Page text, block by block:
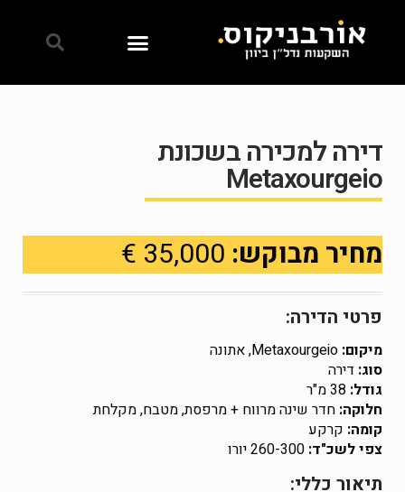
דירה למכירה בשכונת
Metaxourgeio
מחיר מבוקש:
פרטי הדירה:
מיקום:
סוג: דירה
גודל:
חלוקה: חדר שינה מרווח + מרפסת, מטבח, מקלחת
קומה: קרקע
צפי לשכ"ד:
תיאור כללי: